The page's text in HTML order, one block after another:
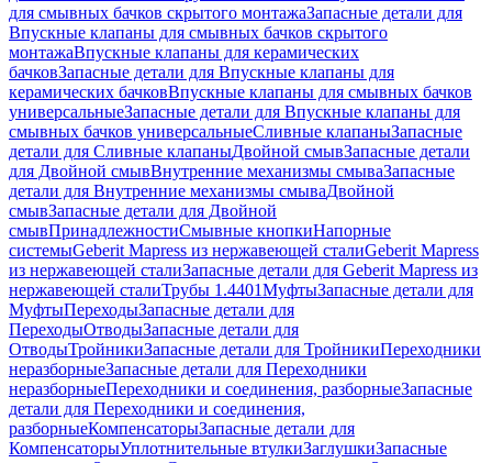
для смывных бачков скрытого монтажаЗапасные детали для
Впускные клапаны для смывных бачков скрытого
монтажаВпускные клапаны для керамических
бачковЗапасные детали для Впускные клапаны для
керамических бачковВпускные клапаны для смывных бачков
универсальныеЗапасные детали для Впускные клапаны для
смывных бачков универсальныеСливные клапаныЗапасные
детали для Сливные клапаныДвойной смывЗапасные детали
для Двойной смывВнутренние механизмы смываЗапасные
детали для Внутренние механизмы смываДвойной
смывЗапасные детали для Двойной
смывПринадлежностиСмывные кнопкиНапорные
системыGeberit Mapress из нержавеющей сталиGeberit Mapress
из нержавеющей сталиЗапасные детали для Geberit Mapress из
нержавеющей сталиТрубы 1.4401МуфтыЗапасные детали для
МуфтыПереходыЗапасные детали для
ПереходыОтводыЗапасные детали для
ОтводыТройникиЗапасные детали для ТройникиПереходники
неразборныеЗапасные детали для Переходники
неразборныеПереходники и соединения, разборныеЗапасные
детали для Переходники и соединения,
разборныеКомпенсаторыЗапасные детали для
КомпенсаторыУплотнительные втулкиЗаглушкиЗапасные